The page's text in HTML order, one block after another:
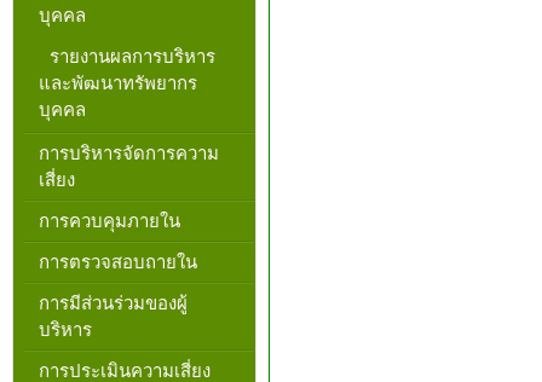
บุคคล
รายงานผลการบริหาร
และพัฒนาทรัพยากร
บุคคล
การบริหารจัดการความ
เสี่ยง
การควบคุมภายใน
การตรวจสอบถายใน
การมีส่วนร่วมของผู้
บริหาร
การประเมินความเสี่ยง